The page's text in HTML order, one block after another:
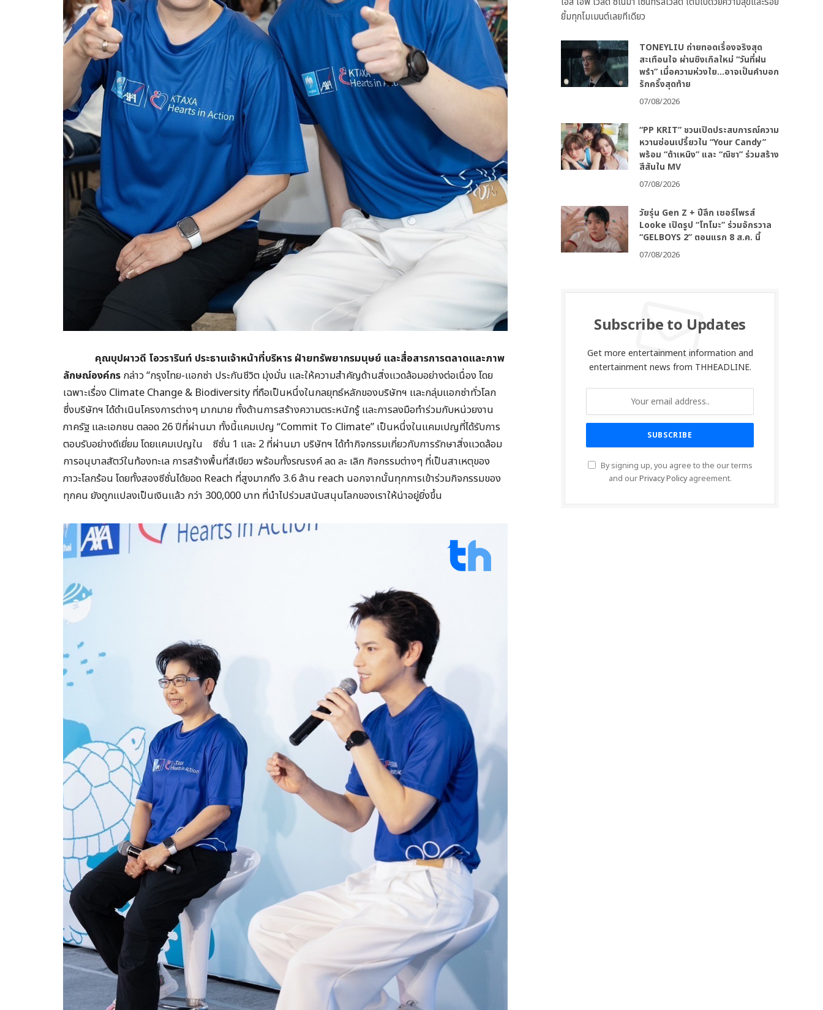
คุณบุปผาวดี โอวรารินท์ ประธานเจ้าหน้าที่บริหาร ฝ่ายทรัพยากรมนุษย์ และสื่อสารการตลาดและภาพ
ลักษณ์องค์กร กล่าว “กรุงไทย-แอกซ่า ประกันชีวิต มุ่งมั่น และให้ความสำคัญด้านสิ่งแวดล้อมอย่างต่อเนื่อง โดย
เฉพาะเรื่อง Climate Change & Biodiversity ที่ถือเป็นหนึ่งในกลยุทธ์หลักของบริษัทฯ และกลุ่มแอกซ่าทั่วโลก
ซึ่งบริษัทฯ ได้ดำเนินโครงการต่างๆ มากมาย ทั้งด้านการสร้างความตระหนักรู้ และการลงมือทำร่วมกับหน่วยงาน
ภาครัฐ และเอกชน ตลอด 26 ปีที่ผ่านมา ทั้งนี้แคมเปญ “Commit To Climate” เป็นหนึ่งในแคมเปญที่ได้รับการ
ตอบรับอย่างดีเยี่ยม โดยแคมเปญใน ซีซั่น 1 และ 2 ที่ผ่านมา บริษัทฯ ได้ทำกิจกรรมเกี่ยวกับการรักษาสิ่งแวดล้อม
การอนุบาลสัตว์ในท้องทะเล การสร้างพื้นที่สีเขียว พร้อมทั้งรณรงค์ ลด ละ เลิก กิจกรรมต่างๆ ที่เป็นสาเหตุของ
ภาวะโลกร้อน โดยทั้งสองซีซั่นได้ยอด Reach ที่สูงมากถึง 3.6 ล้าน reach นอกจากนั้นทุกการเข้าร่วมกิจกรรมของ
ทุกคน ยังถูกแปลงเป็นเงินแล้ว กว่า 300,000 บาท ที่นำไปร่วมสนับสนุนโลกของเราให้น่าอยู่ยิ่งขึ้น
ยิ้มทุกโมเมนต์เลยทีเดียว
TONEYLIU ถ่ายทอดเรื่องจริงสุด
สะเทือนใจ ผ่านซิงเกิลใหม่ “วันที่ฝน
พรำ” เมื่อความห่วงใย…อาจเป็นคำบอก
รักครั้งสุดท้าย
07/08/2026
“PP KRIT” ชวนเปิดประสบการณ์ความ
หวานซ่อนเปรี้ยวใน “Your Candy”
พร้อม “ต้าเหนิง” และ “ณิชา” ร่วมสร้าง
สีสันใน MV
07/08/2026
วัยรุ่น Gen Z + ปีลึก เซอร์ไพรส์
Looke เปิดรูป “โทโมะ” ร่วมจักรวาล
“GELBOYS 2” ตอนแรก 8 ส.ค. นี้
07/08/2026
Subscribe to Updates
Get more entertainment information and
entertainment news from THHEADLINE.
By signing up, you agree to the our terms
and ourPrivacy Policyagreement.